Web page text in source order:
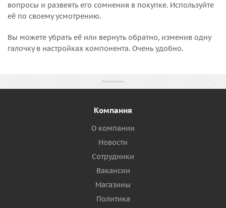
вопросы и развеять его сомнения в покупке. Используйте
её по своему усмотрению.
Вы можете убрать её или вернуть обратно, изменив одну
галочку в настройках компонента. Очень удобно.
Компания
О компании
Новости
Сотрудники
Вакансии
Магазины
Политика